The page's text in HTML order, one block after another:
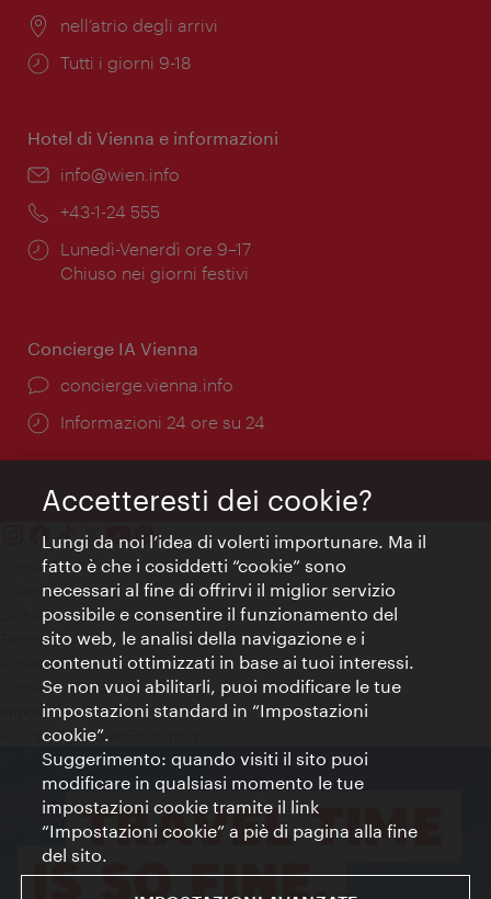
Posizione:
nell’atrio degli arrivi
Orari
Tutti i giorni 9-18
Hotel di Vienna e informazioni
Email:
info@wien.info
Telefono:
+43-1-24 555
Orari
di
Lunedì-Venerdì ore 9–17
Chiuso nei giorni festivi
Concierge IA Vienna
Ort:
concierge.vienna.info
Öffnungszeiten:
Informazioni 24 ore su 24
Contatti
Colophon
Dichiarazione sulla protezione dei dati
Terms of Use
Accessibilità
Contatto stampa
Impostazioni cookie
© Copyright WienTourismus
Accetteresti dei cookie?
Lungi da noi l’idea di volerti importunare. Ma il
fatto è che i cosiddetti “cookie” sono
necessari al fine di offrirvi il miglior servizio
possibile e consentire il funzionamento del
sito web, le analisi della navigazione e i
contenuti ottimizzati in base ai tuoi interessi.
Se non vuoi abilitarli, puoi modificare le tue
impostazioni standard in “Impostazioni
cookie”.
Suggerimento: quando visiti il sito puoi
modificare in qualsiasi momento le tue
impostazioni cookie tramite il link
“Impostazioni cookie” a piè di pagina alla fine
del sito.